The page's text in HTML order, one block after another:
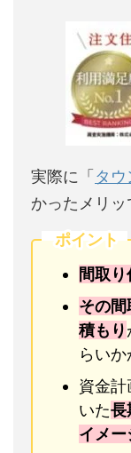
実際に「 タウ
かったメリッ
ポイント
間取
その
積もり
らいか
資金計
いた長
イメー